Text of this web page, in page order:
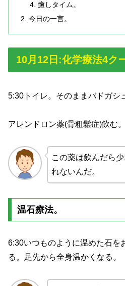
癒しタイム。
今日の一言。
10月12日:化学療法4ク
5:30トイレ。そのままバドガシ
アレンドロン薬(骨粗鬆症)飲む。
この薬は飲んだら
れないんだ。
温石療法。
6:30いつものように温めた石を
る。足先から全身温かくなる。